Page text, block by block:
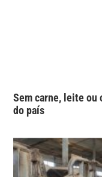
Sem carne, leite ou
do país